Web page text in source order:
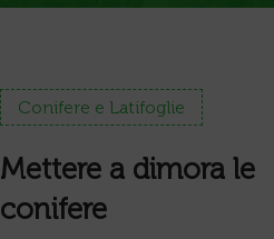
Conifere e Latifoglie
Mettere a dimora le
conifere